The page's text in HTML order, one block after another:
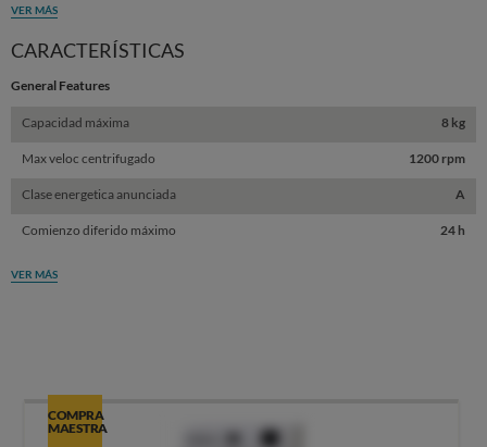
VER MÁS
CARACTERÍSTICAS
General Features
Capacidad máxima 8 kg
Max veloc centrifugado 1200 rpm
Clase energetica anunciada A
Comienzo diferido máximo 24 h
VER MÁS
COMPRA
MAESTRA